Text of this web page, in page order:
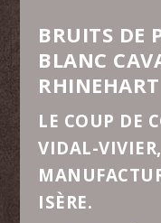
BRUITS DE
BLANC
RHINEHART
LE COUP DE
VIDAL-
ISÈRE.